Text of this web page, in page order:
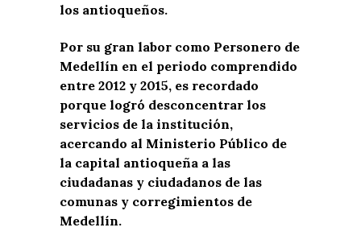
los antioqueños.
Por su gran labor como Personero de
Medellín en el periodo comprendido
entre 2012 y 2015, es recordado
porque logró desconcentrar los
servicios de la institución,
acercando al Ministerio Público de
la capital antioqueña a las
ciudadanas y ciudadanos de las
comunas y corregimientos de
Medellín.